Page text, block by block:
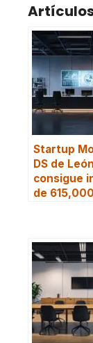
Startup
DS de León
consigue
de